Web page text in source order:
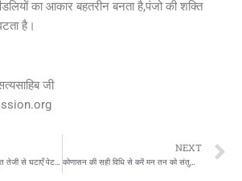
का आकार बहतरीन बनता है,पंजो की शक्ति
है।
जी
दंडासन की सही विधि से बहुत तेजी से घटाएँ पेट का तथा कोहनी का ओर जांघों का बनाये पेट पीठ कमर जांघों व पिंडली ओर कंधे साइन को बलिष्ठ ओर सुंदर आकर्षक शरीर,,जाने,,, बता रहें हैं,महायोगी स्वामी सत्येन्द्र सत्यसाहिब जी,,
NEXT
कोणासन की सही विधि से करें मन तन को संतुलित और सुदृढ व निरोगी,जाने कैसे,, बता रहें है-महायोगी स्वामी सत्येन्द्र सत्यसाहिब जी,,,